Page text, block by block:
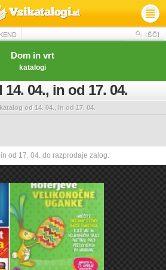
IŠČI
Dom in vrt
katalogi
04., in od 17. 04.
od 14. 04., in od 17. 04.
od 17. 04. do razprodaje zalog.